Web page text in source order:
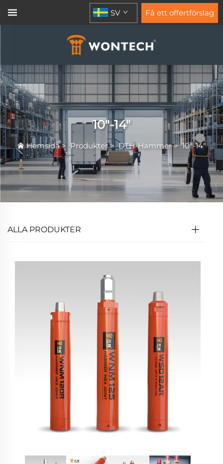
SV Få ett offertförslag
10"-14"
Hemsida>Produkter>DTH-Hammer>10"-14"
ALLA PRODUKTER